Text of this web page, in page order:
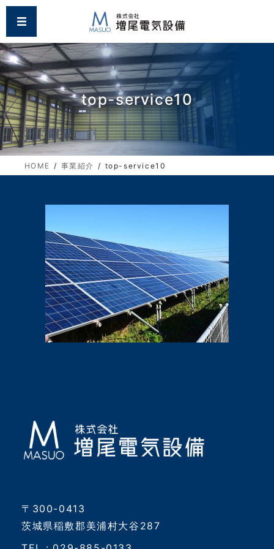
コ
テ
ン
ツ
に
移
動
ナ
ゲ
ー
シ
ョ
ン
に
移
動
top-service10
HOME 事業紹介 top-service10
〒300-0413
茨城県稲敷郡美浦村大谷287